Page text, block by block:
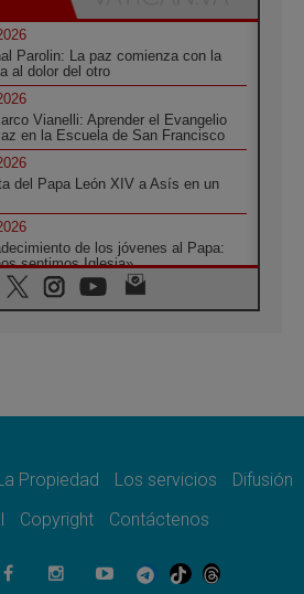
Parolin: La paz comienza con la
al dolor del otro
Vianelli: Aprender el Evangelio
en la Escuela de San Francisco
del Papa León XIV a Asís en un
de los jóvenes al Papa:
sentimos Iglesia»
Reanudan los coloquios en Roma en
visita de León XIV será una buena
La revolución del Evangelio
Propiedad Los servicios
Difusión
Copyright Contáctenos